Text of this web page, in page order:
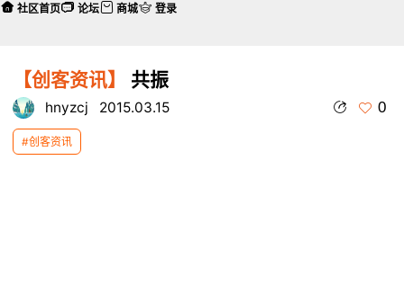
【创客资讯】 共振
hnyzcj 2015.03.15 0
#创客资讯
社区首页 论坛 商城 登录